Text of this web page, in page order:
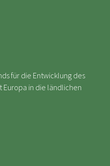
für die Entwicklung des
Europa in die ländlichen